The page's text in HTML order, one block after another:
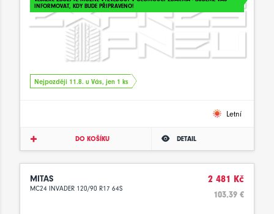
INFORMOVAT, KDY BUDE PŘIPRAVENO!
Nejpozději 11.8. u Vás, jen 1 ks
Letní
DO KOŠÍKU DETAIL
MITAS
MC24 INVADER 120/90 R17 64S
2 481 Kč
103.39 €